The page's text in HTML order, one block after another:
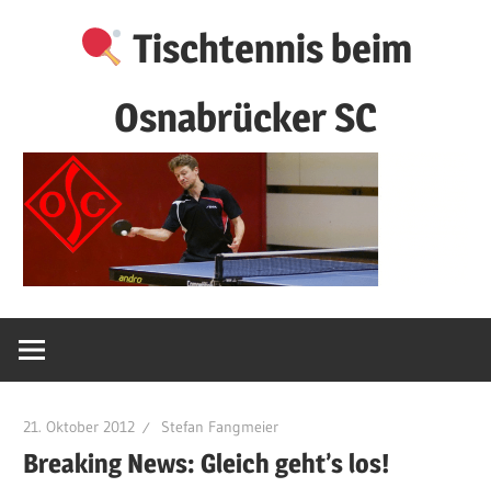
Tischtennis beim
Osnabrücker SC
21. Oktober 2012 Stefan Fangmeier
Breaking News: Gleich geht’s los!